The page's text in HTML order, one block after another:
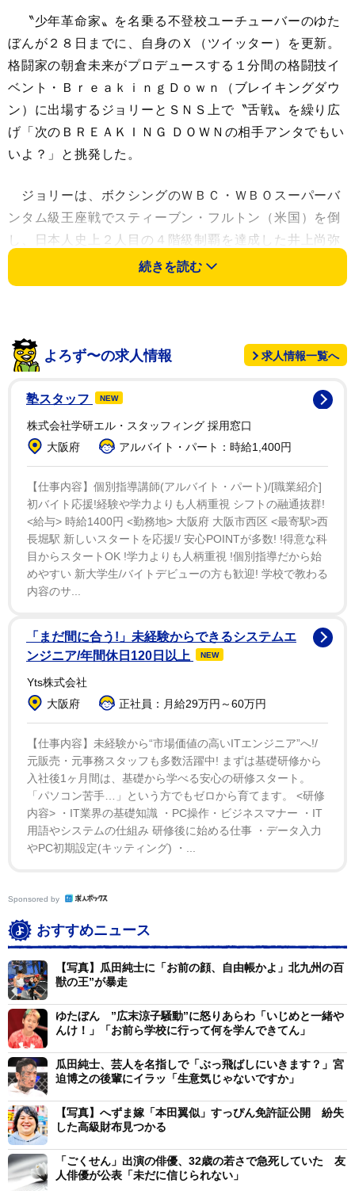
〝少年革命家〟を名乗る不登校ユーチューバーのゆた
ぼんが２８日までに、自身のＸ（ツイッター）を更新。
格闘家の朝倉未来がプロデュースする１分間の格闘技イ
ベント・ＢｒｅａｋｉｎｇＤｏｗｎ（ブレイキングダウ
ン）に出場するジョリーとＳＮＳ上で〝舌戦〟を繰り広
げ「次のＢＲＥＡＫＩＮＧ ＤＯＷＮの相手アンタでもい
いよ？」と挑発した。
ジョリーは、ボクシングのＷＢＣ・ＷＢＯスーパーバ
ンタム級王座戦でスティーブン・フルトン（米国）を倒
し、日本人史上２人目の４階級制覇を達成した井上尚弥
の画像とともに「いつか拳を交えることになるであろう
井上尚弥。モンスターって言われてるけど喧嘩なら私の
ゆたぼんは、ジョリーのつぶやきを引用し「めっちゃ
笑った まぁ、秒殺されると思うけど、話題の持っていき
んたをぶっ飛ばすけどな」と反応。ジョリーが「はぁ？
お前しばくぞ」と応戦すると「はぁ？やってみろ！かか
って来いや！」と戦闘態勢に突入した。
ジョリーが「なにゆってん？こいつ。ゲンジに勝って
から言え」と、ＲＩＺＩＮに参戦するキックボクサー・
梅野源治との対戦を促すと、ゆたぼんは梅野のニックネ
ーム〝ＹＡＶＡＹお兄さん〟とひっかけ「お前それはＹ
ゆたぼんは「ジョリーとかいう安保瑠輝也さんのメダ
カのフンみたいなんが何か調子に乗ってるけど、俺は小
学生の時から１人でネットで戦ってきてるし、今もボク
なフンなんか片手でも余裕や。だいたいお前みたいなん
がＲＩＺＩＮ出れるくらいなら俺は東大にでも行けるわ
ｗ」と、攻撃の手を緩めなかった。
続きを読む
よろず〜の求人情報 求人情報一覧へ
塾スタッフ NEW
株式会社学研エル・スタッフィング 採用窓口
大阪府
アルバイト・パート：時給1,400円
【仕事内容】個別指導講師(アルバイト・パート)/[職業紹介]
初バイト応援!経験や学力よりも人柄重視 シフトの融通抜群!
<給与> 時給1400円 <勤務地> 大阪府 大阪市西区 <最寄駅>西
長堀駅 新しいスタートを応援!/ 安心POINTが多数! !得意な科
目からスタートOK !学力よりも人柄重視 !個別指導だから始
めやすい 新大学生/バイトデビューの方も歓迎! 学校で教わる
内容のサ...
「まだ間に合う!」未経験からできるシステムエ
ンジニア/年間休日120日以上
NEW
Yts株式会社
大阪府
正社員：月給29万円～60万円
【仕事内容】未経験から“市場価値の高いITエンジニア”へ!/
元販売・元事務スタッフも多数活躍中! まずは基礎研修から
入社後1ヶ月間は、基礎から学べる安心の研修スタート。
「パソコン苦手…」という方でもゼロから育てます。 <研修
内容> ・IT業界の基礎知識 ・PC操作・ビジネスマナー ・IT
用語やシステムの仕組み 研修後に始める仕事 ・データ入力
やPC初期設定(キッティング) ・...
Sponsored by
おすすめニュース
【写真】瓜田純士に「お前の顔、自由帳かよ」北九州の百
獣の王”が暴走
ゆたぼん ”広末涼子騒動”に怒りあらわ「いじめと一緒や
んけ！」「お前ら学校に行って何を学んできてん」
瓜田純士、芸人を名指しで「ぶっ飛ばしにいきます？」宮
迫博之の後輩にイラッ「生意気じゃないですか」
【写真】へずま嫁「本田翼似」すっぴん免許証公開 紛失
した高級財布見つかる
「ごくせん」出演の俳優、32歳の若さで急死していた 友
人俳優が公表「未だに信じられない」